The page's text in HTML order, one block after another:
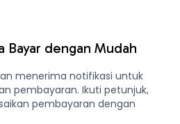
Bayar dengan Mudah
menerima notifikasi untuk
pembayaran. Ikuti petunjuk,
pembayaran dengan